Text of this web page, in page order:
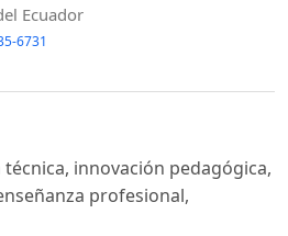
Ecuador
6731
innovación pedagógica,
profesional,